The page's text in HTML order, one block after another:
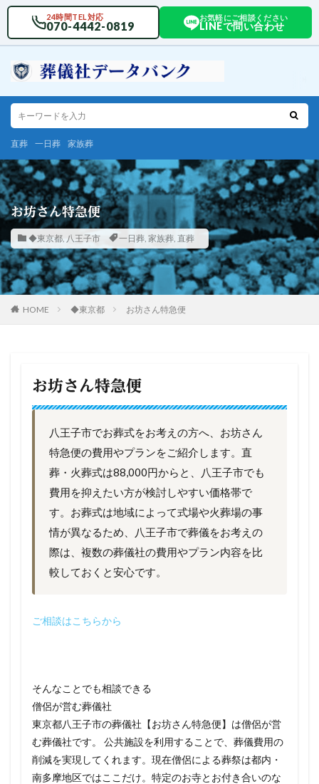
24時間TEL対応
070-4442-0819
お気軽にご相談ください
LINEで問い合わせ
直葬 一日葬 家族葬
お坊さん特急便
◆東京都, 八王子市 一日葬, 家族葬, 直葬
HOME ◆東京都 お坊さん特急便
お坊さん特急便
八王子市でお葬式をお考えの方へ、お坊さん
特急便の費用やプランをご紹介します。直
葬・火葬式は88,000円からと、八王子市でも
費用を抑えたい方が検討しやすい価格帯で
す。お葬式は地域によって式場や火葬場の事
情が異なるため、八王子市で葬儀をお考えの
際は、複数の葬儀社の費用やプラン内容を比
較しておくと安心です。
ご相談はこちらから
そんなことでも相談できる
僧侶が営む葬儀社
東京都八王子市の葬儀社【お坊さん特急便】は僧侶が営
む葬儀社です。 公共施設を利用することで、葬儀費用の
削減を実現してくれます。現在僧侶による葬祭は都内・
南多摩地区ではここだけ。特定のお寺とお付き合いのな